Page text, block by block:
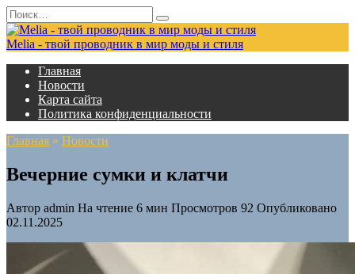
Перейти
к
содержанию
Search
for:
Melia - твой проводник в мир моды и стиля
Главная
Новости
Карта сайта
Политика конфиденциальности
Главная » Новости
Вечерние сумки и клатчи
Автор admin На чтение 6 мин Просмотров 92 Опубликовано
02.11.2025